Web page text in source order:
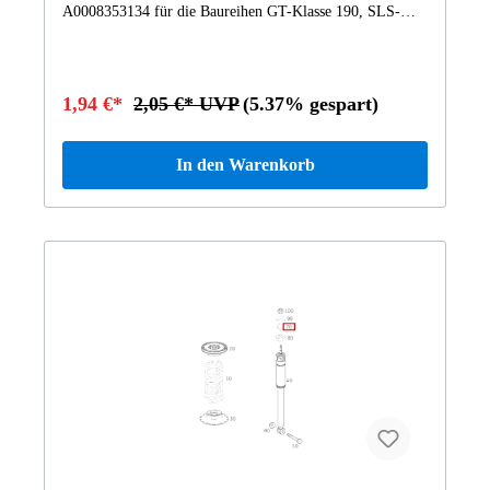
1,94 €* 2,05 €* UVP(5.37% gespart)
In den Warenkorb